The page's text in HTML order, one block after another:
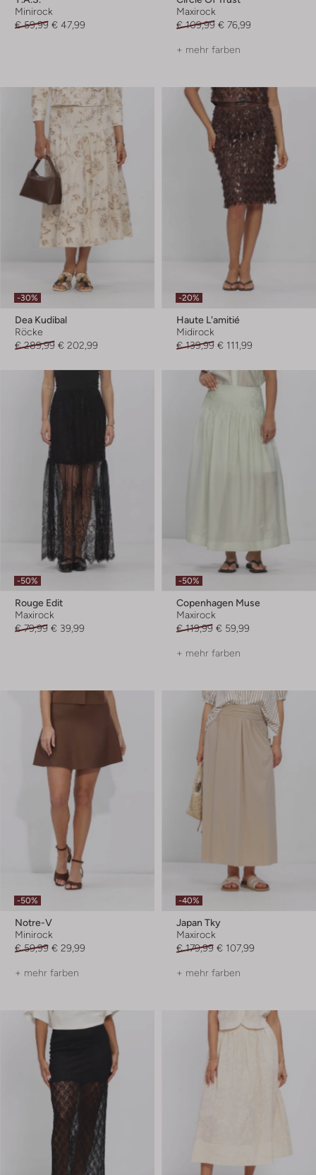
Minirock
€ 59,99 € 47,99
Maxirock
€ 109,99 € 76,99
+ mehr farben
-30%
Dea Kudibal
Röcke
€ 289,99 € 202,99
-20%
Haute L'amitié
Midirock
€ 139,99 € 111,99
-50%
Rouge Edit
Maxirock
€ 79,99 € 39,99
-50%
Copenhagen Muse
Maxirock
€ 119,99 € 59,99
+ mehr farben
-50%
Notre-V
Minirock
€ 59,99 € 29,99
+ mehr farben
-40%
Japan Tky
Maxirock
€ 179,99 € 107,99
+ mehr farben